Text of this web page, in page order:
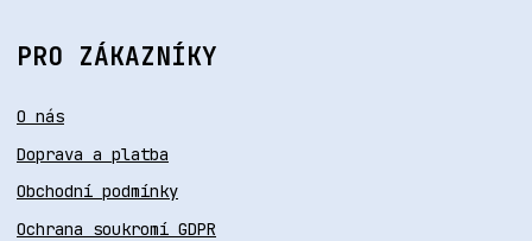
PRO ZÁKAZNÍKY
O nás
Doprava a platba
Obchodní podmínky
Ochrana soukromí GDPR